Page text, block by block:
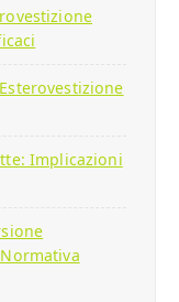
Implicazioni